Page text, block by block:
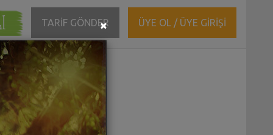
TARİF GÖNDER ÜYE OL / ÜYE GİRİŞİ
×Close